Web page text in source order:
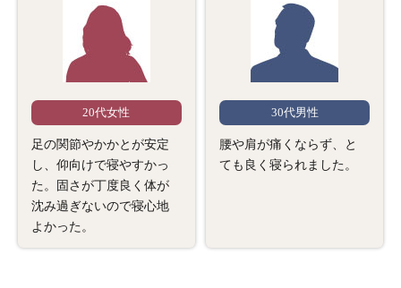
20代女性
足の関節やかかとが安定
し、仰向けで寝やすかっ
た。固さが丁度良く体が
沈み過ぎないので寝心地
よかった。
30代男性
腰や肩が痛くならず、と
ても良く寝られました。